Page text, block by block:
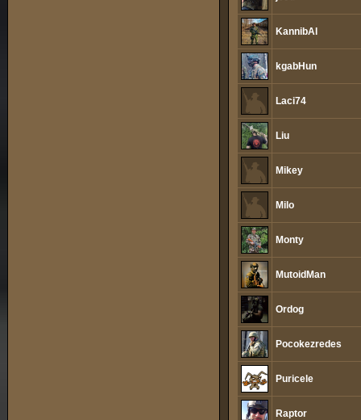
KannibAl
kgabHun
Laci74
Liu
Mikey
Milo
Monty
MutoidMan
Ordog
Pocokezredes
Puricele
Raptor